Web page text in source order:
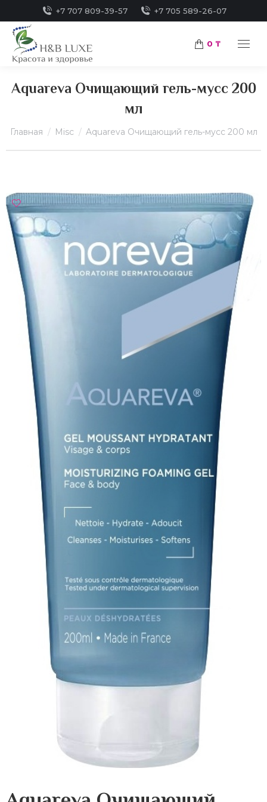
+7 707 809-39-57 +7 705 589-26-07
0 ₸
Aquareva Очищающий гель-мусс 200
мл
Вы здесь:
Главная Misc Aquareva Очищающий гель-мусс 200 мл